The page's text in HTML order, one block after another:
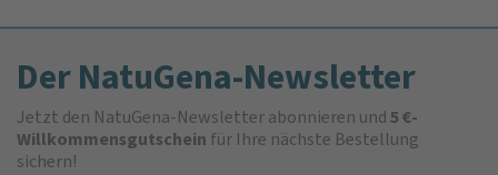
Der NatuGena-Newsletter
Jetzt den NatuGena-Newsletter abonnieren und5 €-
Willkommensgutschein für Ihre nächste Bestellung
sichern!